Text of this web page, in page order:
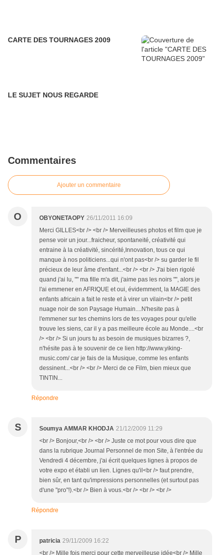
CARTE DES TOURNAGES 2009
LE SUJET NOUS REGARDE
Commentaires
Ajouter un commentaire
O OBYONETAOPY 26/11/2011 16:09
Merci GILLES<br /> <br /> Merveilleuses photos et film que je
pense voir un jour...fraicheur, spontaneité, créativité qui
entraine à la créativité, sincérité,Innovation, tous ce qui
manque à nos politiciens...qui n'ont pas<br /> su garder le fil
précieux de leur âme d'enfant...<br /> <br /> J'ai bien rigolé
quand j'ai lu, "" ma fille m'a dit, j'aime pas les noirs "", alors je
l'ai emmener en AFRIQUE et oui, évidemment, la MAGIE des
enfants africain a fait le reste et à virer un vilain<br /> petit
nuage noir de son Paysage Humain....N'hesite pas à
l'emmener sur tes chemins lors de tes voyages pour qu'elle
trouve les siens, car il y a pas meilleure école au Monde....<br
/> <br /> Si un jours tu as besoin de musiques bizarres ?,
n'hésite pas à te souvenir de ce lien http://www.yiking-
music.com/ car je fais de la Musique, comme les enfants
dessinent...<br /> <br /> Merci de ce Film, bien mieux que
TINTIN...
Répondre
S Soumya AMMAR KHODJA 21/12/2009 11:29
<br /> Bonjour,<br /> <br /> Juste ce mot pour vous dire que
dans la rubrique Journal Personnel de mon Site, à l'entrée du
Vendredi 4 décembre, j'ai écrit quelques lignes à propos de
votre expo et établi un lien. Lignes qu'il<br /> faut prendre,
bien sûr, en tant qu'impressions personnelles (et surtout pas
d'une "pro"!).<br /> Bien à vous.<br /> <br /> <br />
Répondre
P patricia 29/11/2009 16:22
<br /> Mille fois merci pour cette merveilleuse idée<br /> Mille